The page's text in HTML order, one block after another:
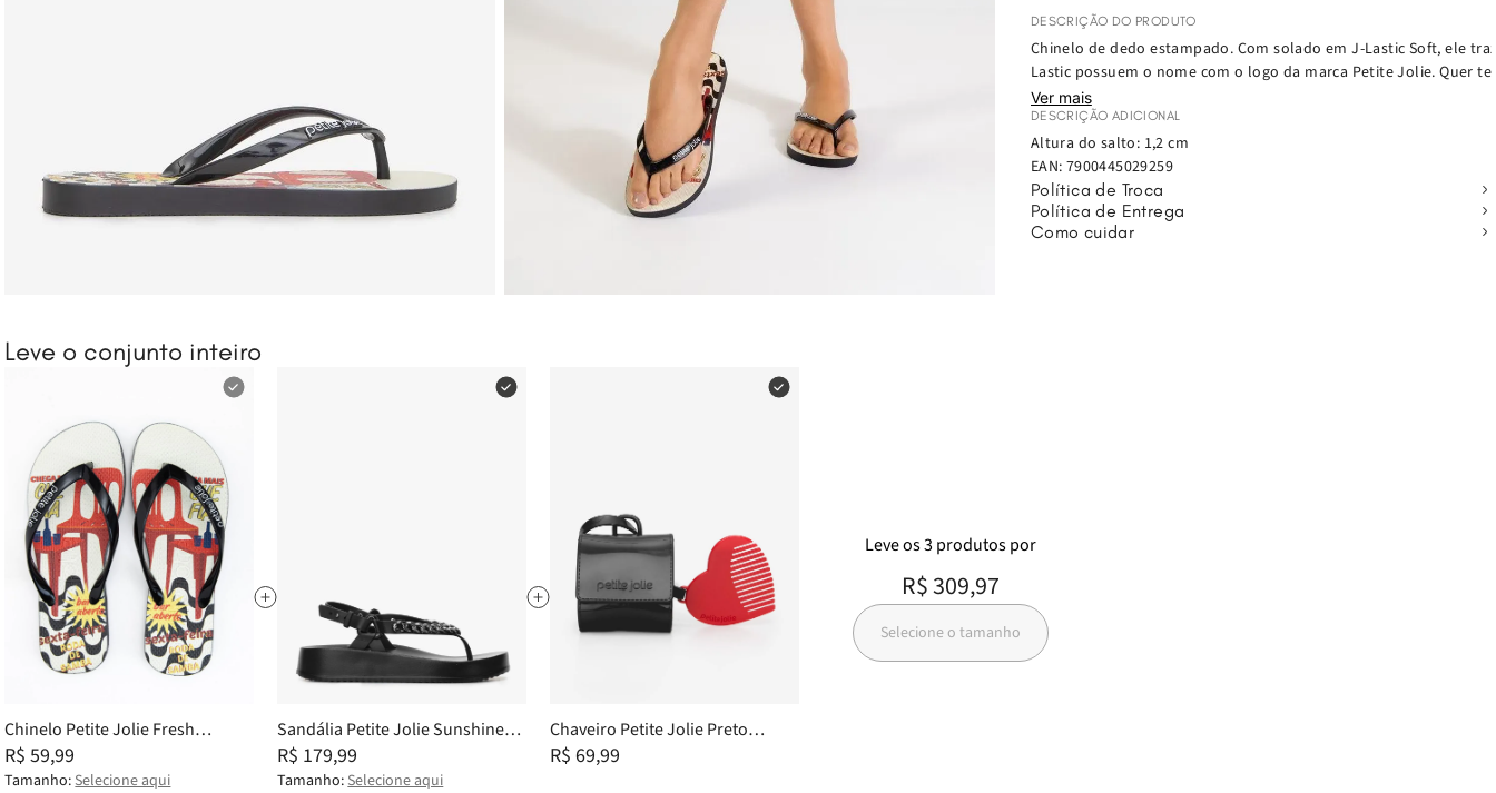
DESCRIÇÃO DO PRODUTO
Chinelo de dedo estampado. Com solado em J-Lastic Soft, ele
Lastic possuem o nome com o logo da marca Petite Jolie. Quer
Ver mais
DESCRIÇÃO ADICIONAL
Altura do salto: 1,2 cm
EAN: 7900445029259
Política de Troca
Política de Entrega
Como cuidar
Leve o conjunto inteiro
Chinelo Petite Jolie Fresh
Preto/Brasilidades 1 PJ6969 33-4
R$ 59,99
Tamanho: Selecione aqui
Sandália Petite Jolie Sunshine
Preto PJ7233II 35
R$ 179,99
Tamanho: Selecione aqui
Chaveiro Petite Jolie Preto
PJ20370
R$ 69,99
Leveos3produtospor
R$ 309,97
Selecione o tamanho